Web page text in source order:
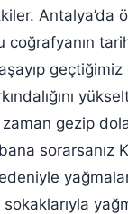
Antalya’da
zaman gezip
sorarsanız